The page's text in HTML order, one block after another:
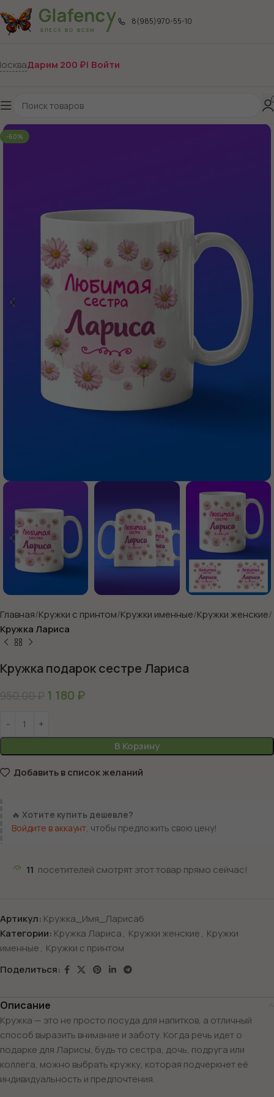
8(985)970-55-10
Дарим 200 ₽! Войти
-60%
Главная Кружки с принтом Кружки именные Кружки женские
Кружка Лариса
Кружка подарок сестре Лариса
950,00₽ 1 180 ₽
В Корзину
Добавить в список желаний
🔥 Хотите купить дешевле?
Войдите в аккаунт , чтобы предложить свою цену!
11 посетителей смотрят этот товар прямо сейчас!
Артикул: Кружка_Имя_Лариса6
Категории: Кружка Лариса, Кружки женские, Кружки
именные, Кружки с принтом
Поделиться:
Описание
Кружка — это не просто посуда для напитков, а отличный
способ выразить внимание и заботу. Когда речь идет о
подарке для Ларисы, будь то сестра, дочь, подруга или
коллега, можно выбрать кружку, которая подчеркнет её
индивидуальность и предпочтения.